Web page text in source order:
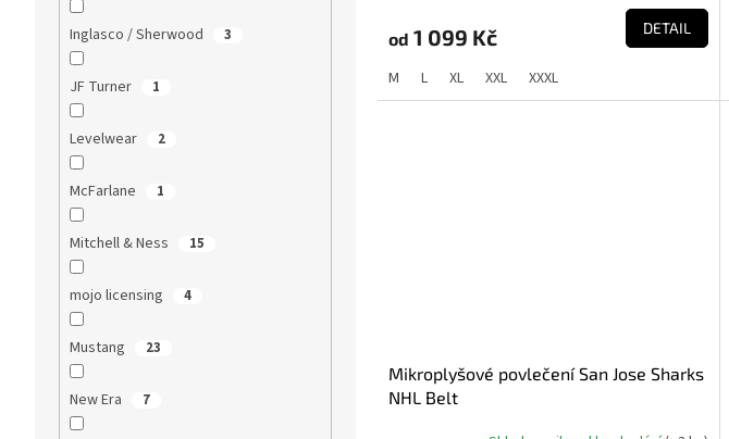
Inglasco / Sherwood 3
JF Turner 1
Levelwear 2
McFarlane 1
Mitchell & Ness 15
mojo licensing 4
Mustang 23
New Era 7
od 1 099 Kč DETAIL
M L XL XXL XXXL
Mikroplyšové povlečení San Jose Sharks
NHL Belt